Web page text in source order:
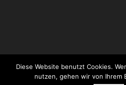
Diese Website benutzt Cookies.
nutzen, gehen wir von Ihrem